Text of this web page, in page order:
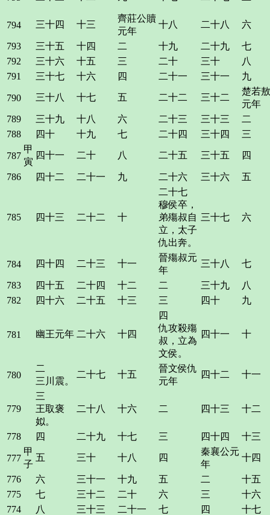
794 三十四 十三
齊莊公贖
元年
十八 二十八 六
793 三十五 十四 二 十九 二十九
七
792
三十六 十五 三 二十 三十
八
791
三十七 十六 四 二十一 三十一 九
790 三十八 十七 五 二十二 三十二
楚若敖
元年
789
三十九 十八 六 二十三 三十三
二
788
四十 十九 七 二十四 三十四 三
787
甲
寅
四十一 二十 八 二十五 三十五 四
786 四十二 二十一 九 二十六 三十六 五
785 四十三 二十二 十
二十七
穆侯卒，
弟殤叔自
立，太子
仇出奔。
三十七 六
784 四十四 二十三 十一
晉殤叔元
年
三十八 七
783 四十五 二十四 十二 二 三十九
八
782
四十六 二十五 十三 三 四十 九
781 幽王元年 二十六 十四
四
仇攻殺殤
叔，立為
文侯。
四十一 十
780
二
三川震。
二十七 十五
晉文侯仇
元年
四十二 十一
779
三
王取褒
姒。
二十八 十六 二 四十三 十二
778 四 二十九 十七 三 四十四 十三
777
甲
子
五 三十 十八 四
秦襄公元
年
十四
776 六 三十一 十九 五 二
十五
775
七 三十二 二十 六 三
十六
774
八 三十三 二十一 七 四
十七